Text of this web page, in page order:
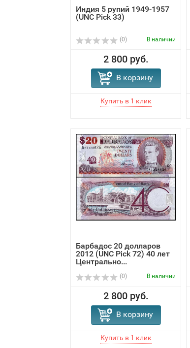
Индия 5 рупий 1949-1957
(UNC Pick 33)
(0) В наличии
2 800 руб.
В корзину
Барбадос 20 долларов
2012 (UNC Pick 72) 40 лет
Центрально...
(0) В наличии
2 800 руб.
В корзину